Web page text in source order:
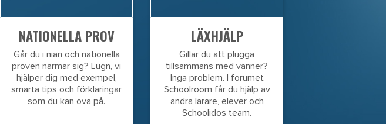
NATIONELLA PROV
Går du i nian och nationella
proven närmar sig? Lugn, vi
hjälper dig med exempel,
smarta tips och förklaringar
som du kan öva på.
LÄXHJÄLP
Gillar du att plugga
tillsammans med vänner?
Inga problem. I forumet
Schoolroom får du hjälp av
andra lärare, elever och
Schoolidos team.